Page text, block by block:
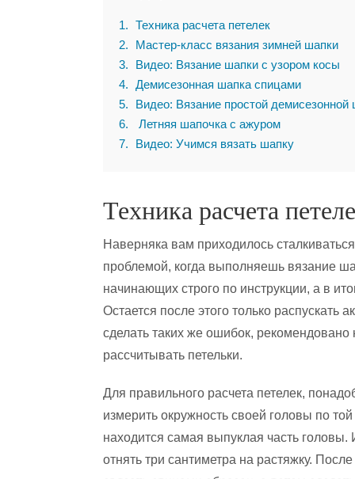
1
Техника расчета петелек
2
Мастер-класс вязания зимней шапки
3
Видео: Вязание шапки с узором косы
4
Демисезонная шапка спицами
5
Видео: Вязание простой демисезонной
6
Летняя шапочка с ажуром
7
Видео: Учимся вязать шапку
Техника расчета
Наверняка вам приходилось
проблемой, когда выполняешь вязание
начинающих строго по инструкции, а в
Остается после этого только распускать
сделать таких же ошибок, рекомендовано
рассчитывать петельки.
Для правильного расчета петелек,
измерить окружность своей головы по
находится самая выпуклая часть
отнять три сантиметра на растяжку.